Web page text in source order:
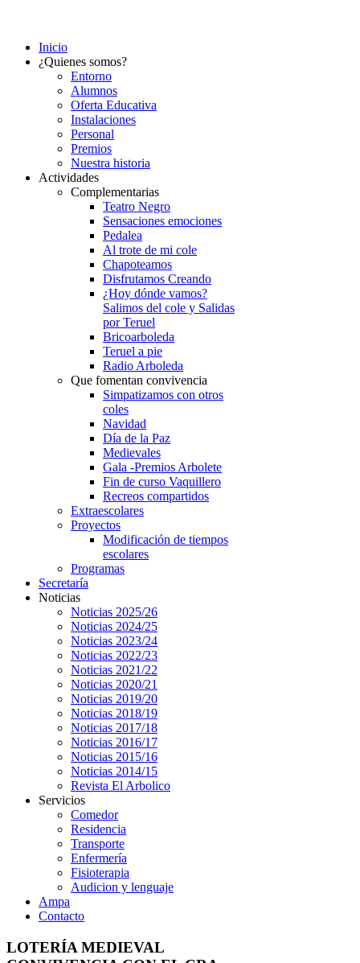
Inicio
¿Quienes somos?
Entorno
Alumnos
Oferta Educativa
Instalaciones
Personal
Premios
Nuestra historia
Actividades
Complementarias
Teatro Negro
Sensaciones emociones
Pedalea
Al trote de mi cole
Chapoteamos
Disfrutamos Creando
¿Hoy dónde vamos?
Salimos del cole y Salidas
por Teruel
Bricoarboleda
Teruel a pie
Radio Arboleda
Que fomentan convivencia
Simpatizamos con otros
coles
Navidad
Día de la Paz
Medievales
Gala -Premios Arbolete
Fin de curso Vaquillero
Recreos compartidos
Extraescolares
Proyectos
Modificación de tiempos
escolares
Programas
Secretaría
Noticias
Noticias 2025/26
Noticias 2024/25
Noticias 2023/24
Noticias 2022/23
Noticias 2021/22
Noticias 2020/21
Noticias 2019/20
Noticias 2018/19
Noticias 2017/18
Noticias 2016/17
Noticias 2015/16
Noticias 2014/15
Revista El Arbolico
Servicios
Comedor
Residencia
Transporte
Enfermería
Fisioterapia
Audicion y lenguaje
Ampa
Contacto
LOTERÍA MEDIEVAL